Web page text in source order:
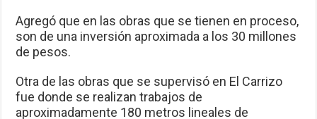
Agregó que en las obras que se tienen en proceso,
son de una inversión aproximada a los 30 millones
de pesos.
Otra de las obras que se supervisó en El Carrizo
fue donde se realizan trabajos de
aproximadamente 180 metros lineales de